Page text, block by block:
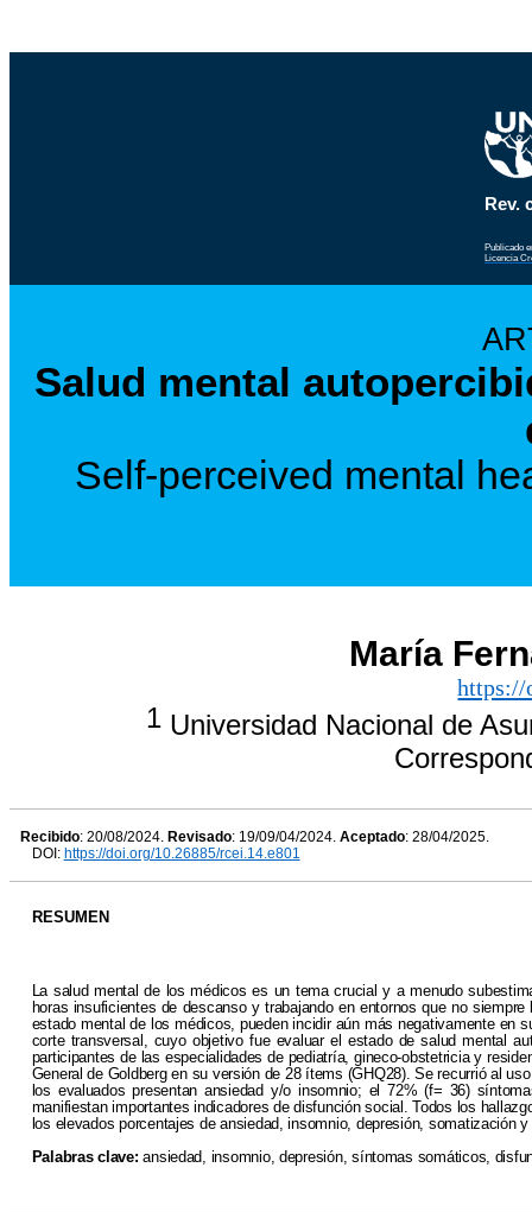
Rev.
Publicado
Licencia
Salud mental
Self-perceived mental
María
https://
1 Universidad Nacional de
Recibido: 20/08/2024. Revisado: 19/09/04/2024.Aceptado: 28/04/2025.
DOI: https://doi.org/10.26885/rcei.14.e801
RESUMEN
La salud mental de los médicos es un tema crucial y a menudo
horas insuficientes de descanso y trabajando en entornos que no
estado mental de los médicos, pueden incidir aún más negativamente en
corte transversal, cuyo objetivo fue evaluar el estado de salud mental
participantes de las especialidades de pediatría, gineco-obstetricia y
General de Goldberg en su versión de 28 ítems (GHQ28). Se recurrió al
los evaluados presentan ansiedad y/o insomnio; el 72% (f= 36)
manifiestan importantes indicadores de disfunción social. Todos los
los elevados porcentajes de ansiedad, insomnio, depresión,
Palabras clave: ansiedad, insomnio, depresión, síntomas somáticos,